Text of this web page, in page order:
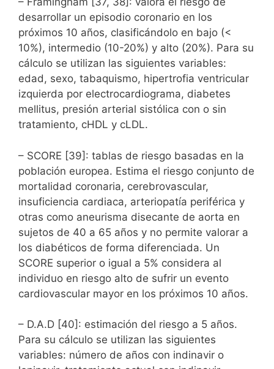
desarrollar un episodio coronario en los
próximos 10 años, clasificándolo en bajo (<
10%), intermedio (10-20%) y alto (20%). Para su
cálculo se utilizan las siguientes variables:
edad, sexo, tabaquismo, hipertrofia ventricular
izquierda por electrocardiograma, diabetes
mellitus, presión arterial sistólica con o sin
tratamiento, cHDL y cLDL.
– SCORE [39]: tablas de riesgo basadas en la
población europea. Estima el riesgo conjunto de
mortalidad coronaria, cerebrovascular,
insuficiencia cardiaca, arteriopatía periférica y
otras como aneurisma disecante de aorta en
sujetos de 40 a 65 años y no permite valorar a
los diabéticos de forma diferenciada. Un
SCORE superior o igual a 5% considera al
individuo en riesgo alto de sufrir un evento
cardiovascular mayor en los próximos 10 años.
– D.A.D [40]: estimación del riesgo a 5 años.
Para su cálculo se utilizan las siguientes
variables: número de años con indinavir o